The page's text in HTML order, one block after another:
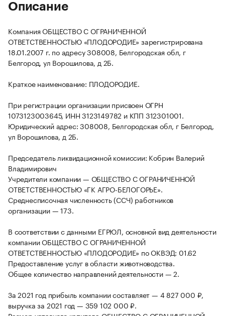
Описание
Компания ОБЩЕСТВО С ОГРАНИЧЕННОЙ
ОТВЕТСТВЕННОСТЬЮ «ПЛОДОРОДИЕ» зарегистрирована
18.01.2007 г. по адресу 308008, Белгородская обл, г
Белгород, ул Ворошилова, д 2Б.
Краткое наименование: ПЛОДОРОДИЕ.
При регистрации организации присвоен ОГРН
1073123003645, ИНН 3123149782 и КПП 312301001.
Юридический адрес: 308008, Белгородская обл, г Белгород,
ул Ворошилова, д 2Б.
Председатель ликвидационной комиссии: Кобрин Валерий
Владимирович
Учредители компании — ОБЩЕСТВО С ОГРАНИЧЕННОЙ
ОТВЕТСТВЕННОСТЬЮ «ГК АГРО-БЕЛОГОРЬЕ».
Среднесписочная численность (ССЧ) работников
организации — 173.
В соответствии с данными ЕГРЮЛ, основной вид деятельности
компании ОБЩЕСТВО С ОГРАНИЧЕННОЙ
ОТВЕТСТВЕННОСТЬЮ «ПЛОДОРОДИЕ» по ОКВЭД: 01.62
Предоставление услуг в области животноводства.
Общее количество направлений деятельности — 2.
За 2021 год прибыль компании составляет — 4 827 000 ₽,
выручка за 2021 год — 359 102 000 ₽.